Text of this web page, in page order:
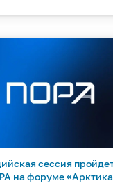
сессия
на форуме